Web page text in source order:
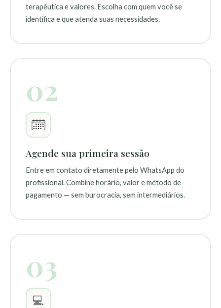
terapêutica e valores. Escolha com quem você se
identifica e que atenda suas necessidades.
02
Agende sua primeira sessão
Entre em contato diretamente pelo WhatsApp do
profissional. Combine horário, valor e método de
pagamento — sem burocracia, sem intermediários.
03
💻